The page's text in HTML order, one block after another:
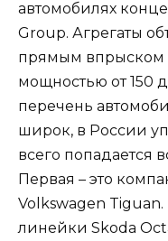
автомобилях
Group. Агрегаты
прямым впрыском
мощностью от 150
перечень
широк, в России
всего попадается
Первая – это
Volkswagen Tiguan.
линейки Skoda